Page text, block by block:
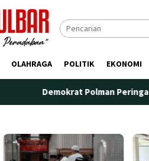
OLAHRAGA POLITIK EKONOMI
Demokrat Polman Peringati HUT